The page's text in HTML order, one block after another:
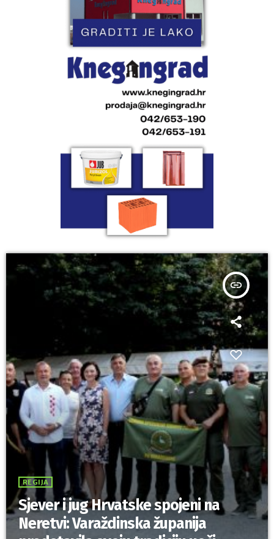
insert_link
REGIJA
Sjever i jug Hrvatske spojeni na
Neretvi: Varaždinska županija